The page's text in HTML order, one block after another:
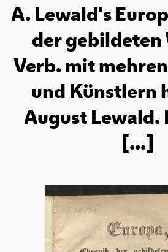
A. Lewald's
der
Verb. mit
und Künstlern
August Lewald.
[...]